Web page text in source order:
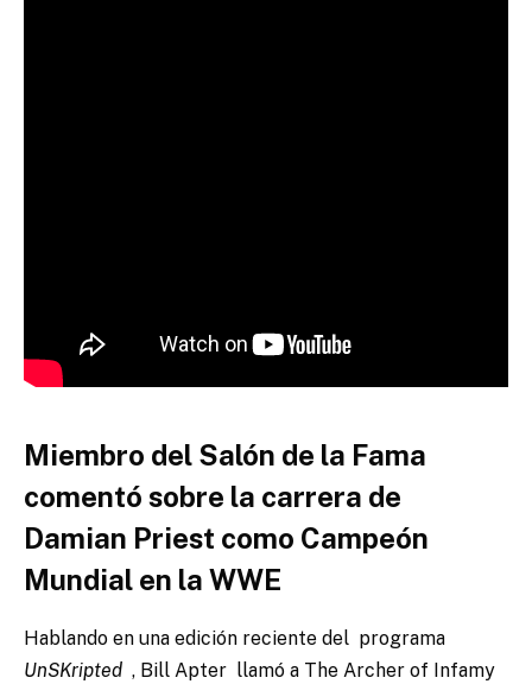
Miembro del Salón de la Fama
comentó sobre la carrera de
Damian Priest como Campeón
Mundial en la WWE
Hablando en una edición reciente del programa
UnSKripted , Bill Apter llamó a The Archer of Infamy